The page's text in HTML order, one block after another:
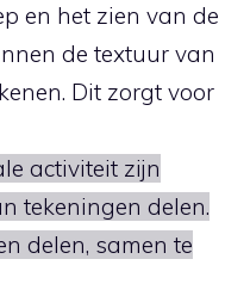
en het zien van de
de textuur van
Dit zorgt voor
activiteit zijn
tekeningen delen.
delen, samen te